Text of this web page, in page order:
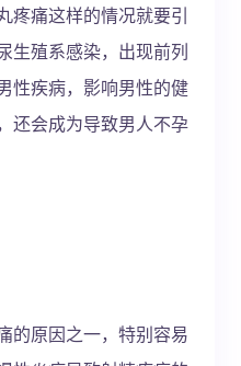
疼痛这样的情况就要引
生殖系感染，出现前列
性疾病，影响男性的健
还会成为导致男人不孕
的原因之一，特别容易